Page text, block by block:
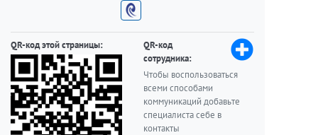
QR-код этой страницы:
QR-код
сотрудника:
Чтобы воспользоваться
всеми способами
коммуникаций добавьте
специалиста себе в
контакты